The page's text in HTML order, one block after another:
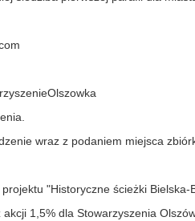
wraz z podaniem miejsca
"Historyczne ścieżki Bielska-
1,5% dla Stowarzyszenia